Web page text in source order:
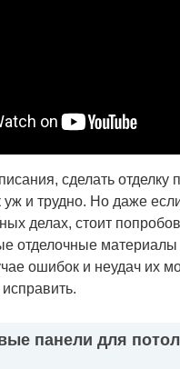
сделать отделку
уж и трудно. Но даже
делах, стоит
отделочные
ошибок и неудач их
панели для